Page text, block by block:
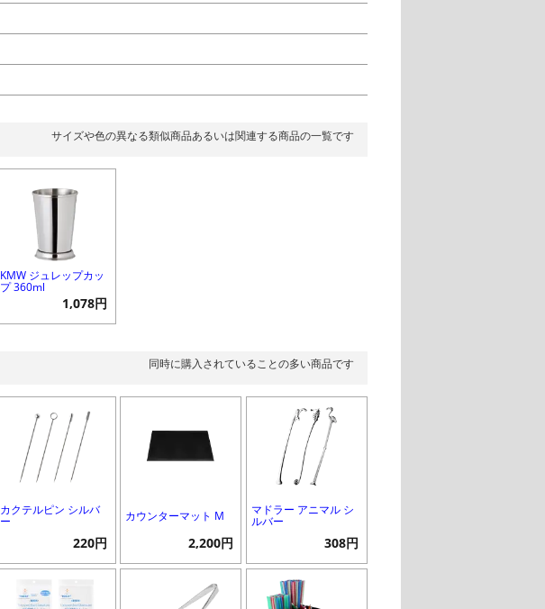
サイズや色の異なる類似商品あるいは関連する商品の一覧です
KMW ジュレップカッ
プ 360ml
1,078円
同時に購入されていることの多い商品です
カクテルピン シルバ
ー
220円
カウンターマット M
2,200円
マドラー アニマル シ
ルバー
308円